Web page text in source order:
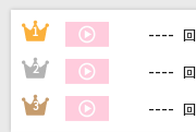
江差恋女
入山アキ子
1 ---- 回
2 ---- 回
3 ---- 回